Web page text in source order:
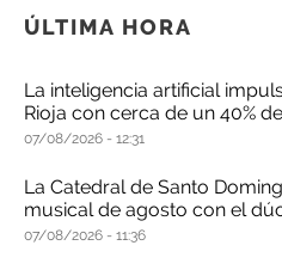
ÚLTIMA HORA
La inteligencia artificial
Rioja con cerca de un 40%
07/08/2026 12:31
La Catedral de Santo
musical de agosto con el dúo
07/08/2026 11:36